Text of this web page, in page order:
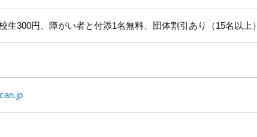
生300円、障がい者と付添1名無料、団体割引あり（15名以上）